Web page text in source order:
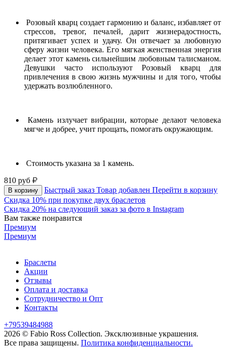
Розовый кварц создает гармонию и баланс, избавляет от
стрессов, тревог, печалей, дарит жизнерадостность,
притягивает успех и удачу. Он отвечает за любовную
сферу жизни человека. Его мягкая женственная энергия
делает этот камень сильнейшим любовным талисманом.
Девушки часто используют Розовый кварц для
привлечения в свою жизнь мужчины и для того, чтобы
удержать возлюбленного.
Камень излучает вибрации, которые делают человека
мягче и добрее, учит прощать, помогать окружающим.
Стоимость указана за 1 камень.
810 руб
В корзину Быстрый заказ Товар добавлен Перейти в корзину
Скидка 10% при покупке двух браслетов
Скидка 20% на следующий заказ за фото в Instagram
Вам также понравится
Премиум
Премиум
Браслеты
Акции
Отзывы
Оплата и доставка
Сотрудничество и Опт
Контакты
+79539484988
2026 © Fabio Ross Collection. Эксклюзивные украшения.
Все права защищены. Политика конфиденциальности.